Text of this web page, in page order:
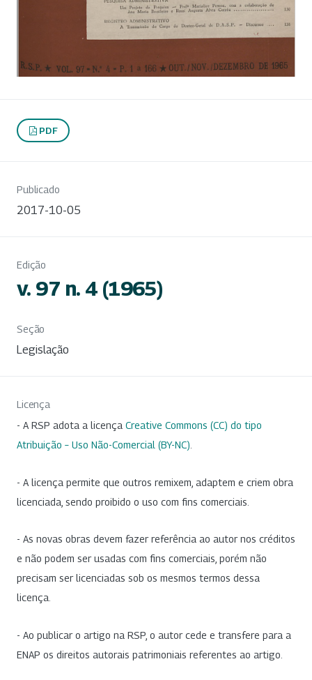
PDF
Publicado
2017-10-05
Edição
v. 97 n. 4 (1965)
Seção
Legislação
Licença
- A RSP adota a licença Creative Commons (CC) do tipo
Atribuição – Uso Não-Comercial (BY-NC)
- A licença permite que outros remixem, adaptem e criem obra
licenciada, sendo proibido o uso com fins comerciais.
- As novas obras devem fazer referência ao autor nos créditos
e não podem ser usadas com fins comerciais, porém não
precisam ser licenciadas sob os mesmos termos dessa
licença.
- Ao publicar o artigo na RSP, o autor cede e transfere para a
ENAP os direitos autorais patrimoniais referentes ao artigo.